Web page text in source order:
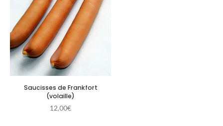
Saucisses de Frankfort
(volaille)
12,00€